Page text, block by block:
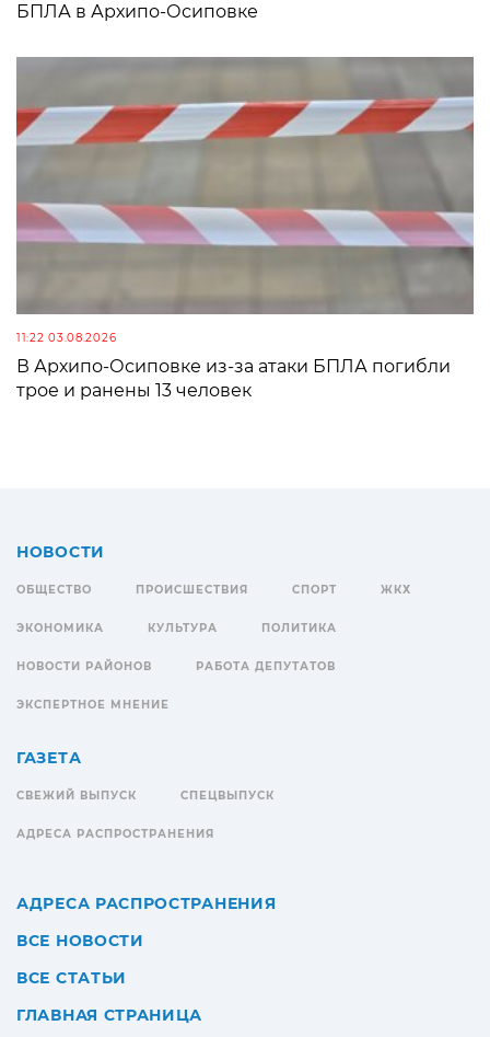
БПЛА в Архипо-Осиповке
11:22 03.08.2026
В Архипо-Осиповке из-за атаки БПЛА погибли
трое и ранены 13 человек
НОВОСТИ
ОБЩЕСТВО ПРОИСШЕСТВИЯ СПОРТ ЖКХ
ЭКОНОМИКА КУЛЬТУРА ПОЛИТИКА
НОВОСТИ РАЙОНОВ РАБОТА ДЕПУТАТОВ
ЭКСПЕРТНОЕ МНЕНИЕ
ГАЗЕТА
СВЕЖИЙ ВЫПУСК СПЕЦВЫПУСК
АДРЕСА РАСПРОСТРАНЕНИЯ
АДРЕСА РАСПРОСТРАНЕНИЯ
ВСЕ НОВОСТИ
ВСЕ СТАТЬИ
ГЛАВНАЯ СТРАНИЦА